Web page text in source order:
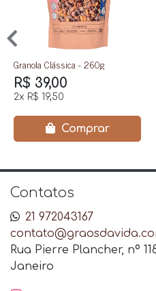
Granola Clássica - 260g
R$ 39,00
2x R$ 19,50
Comprar
Contatos
21 972043167
Rua Pierre Plancher, nº
Janeiro